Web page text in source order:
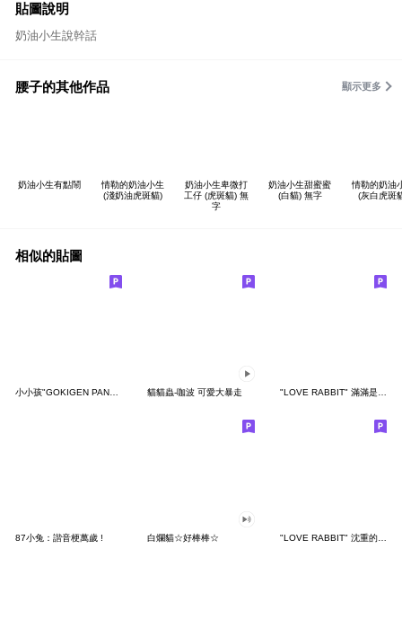
貼圖說明
奶油小生說幹話
腰子的其他作品 顯示更多
奶油小生有點鬧
情勒的奶油小生
(淺奶油虎斑貓)
奶油小生卑微打
工仔 (虎斑貓) 無
字
奶油小生甜蜜蜜
(白貓) 無字
情勒的奶油
(灰白虎斑
相似的貼圖
小小孩"GOKIGEN PANDA" 台灣版 貓貓蟲-咖波 可愛大暴走 "LOVE RABBIT" 滿滿是愛 台灣版
87小兔：諧音梗萬歲 ! 白爛貓☆好棒棒☆ "LOVE RABBIT" 沈重的愛 台灣版